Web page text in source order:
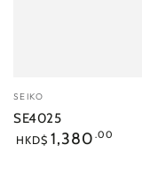
小
販：
SEIKO
SE4025
正
HKD$ 1,380 .00